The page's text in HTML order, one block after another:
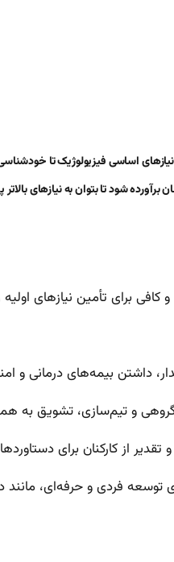
اساسی فیزیولوژیک تا
شود تا بتوان به نیازهای
برای تأمین نیازهای
داشتن بیمه‌های درمانی و
و تیم‌سازی، تشویق به
از کارکنان برای
فردی و حرفه‌ای، مانند